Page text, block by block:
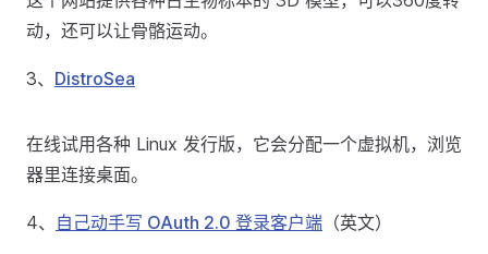
动，还可以让骨骼运动。
3、 DistroSea
在线试用各种 Linux 发行版，它会分配一个虚拟机，浏览
器里连接桌面。
4、 自己动手写 OAuth 2.0 登录客户端 （英文）